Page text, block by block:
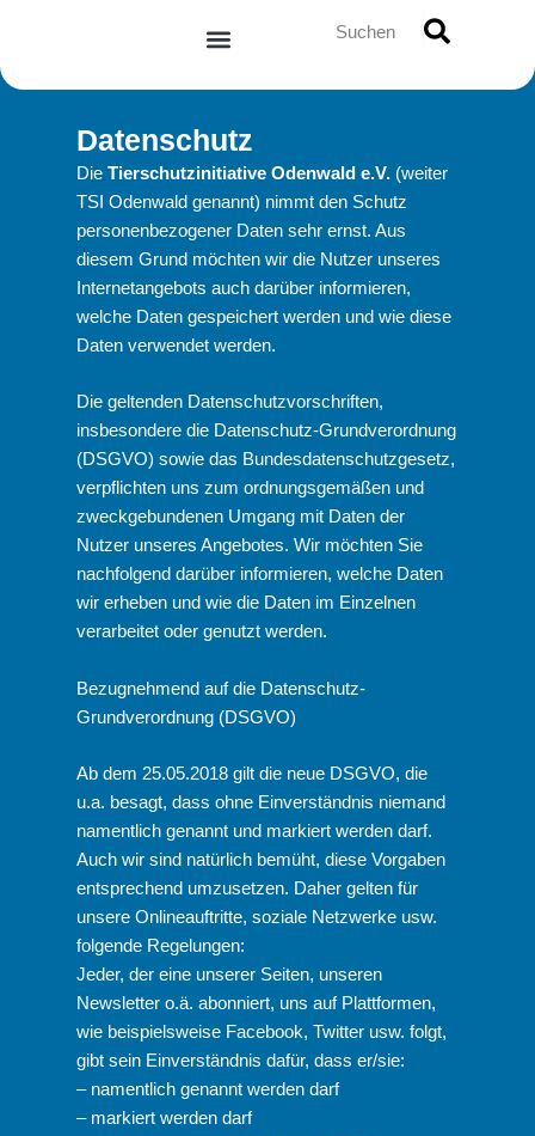
springen
Suche
Datenschutz
Die Tierschutzinitiative Odenwald e.V. (weiter
TSI Odenwald genannt) nimmt den Schutz
personenbezogener Daten sehr ernst. Aus
diesem Grund möchten wir die Nutzer unseres
Internetangebots auch darüber informieren,
welche Daten gespeichert werden und wie diese
Daten verwendet werden.
Die geltenden Datenschutzvorschriften,
insbesondere die Datenschutz-Grundverordnung
(DSGVO) sowie das Bundesdatenschutzgesetz,
verpflichten uns zum ordnungsgemäßen und
zweckgebundenen Umgang mit Daten der
Nutzer unseres Angebotes. Wir möchten Sie
nachfolgend darüber informieren, welche Daten
wir erheben und wie die Daten im Einzelnen
verarbeitet oder genutzt werden.
Bezugnehmend auf die Datenschutz-
Grundverordnung (DSGVO)
Ab dem 25.05.2018 gilt die neue DSGVO, die
u.a. besagt, dass ohne Einverständnis niemand
namentlich genannt und markiert werden darf.
Auch wir sind natürlich bemüht, diese Vorgaben
entsprechend umzusetzen. Daher gelten für
unsere Onlineauftritte, soziale Netzwerke usw.
folgende Regelungen:
Jeder, der eine unserer Seiten, unseren
Newsletter o.ä. abonniert, uns auf Plattformen,
wie beispielsweise Facebook, Twitter usw. folgt,
gibt sein Einverständnis dafür, dass er/sie:
– namentlich genannt werden darf
– markiert werden darf